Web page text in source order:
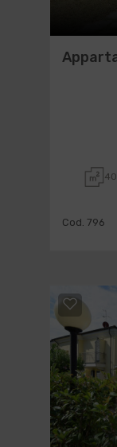
Cod. 796